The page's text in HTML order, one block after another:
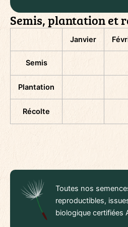
Semis, plantation et
Janvier
Semis
Plantation
Récolte
Toutes nos
reproductibles,
biologique certifiées